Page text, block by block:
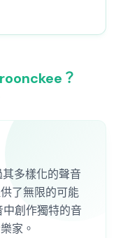
？
多樣化的聲音
了無限的可能
創作獨特的音
家。